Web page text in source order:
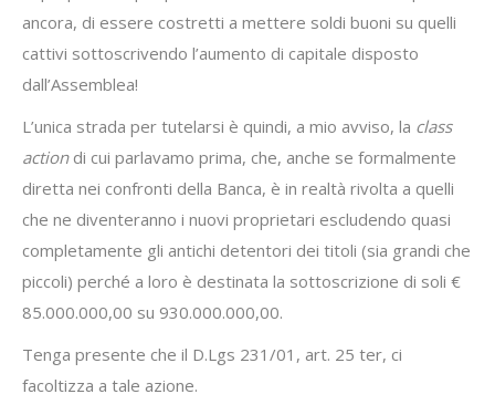
ancora, di essere costretti a mettere soldi buoni su quelli
cattivi sottoscrivendo l’aumento di capitale disposto
dall’Assemblea!
L’unica strada per tutelarsi è quindi, a mio avviso, la class
action di cui parlavamo prima, che, anche se formalmente
diretta nei confronti della Banca, è in realtà rivolta a quelli
che ne diventeranno i nuovi proprietari escludendo quasi
completamente gli antichi detentori dei titoli (sia grandi che
piccoli) perché a loro è destinata la sottoscrizione di soli €
85.000.000,00 su 930.000.000,00.
Tenga presente che il D.Lgs 231/01, art. 25 ter, ci
facoltizza a tale azione.